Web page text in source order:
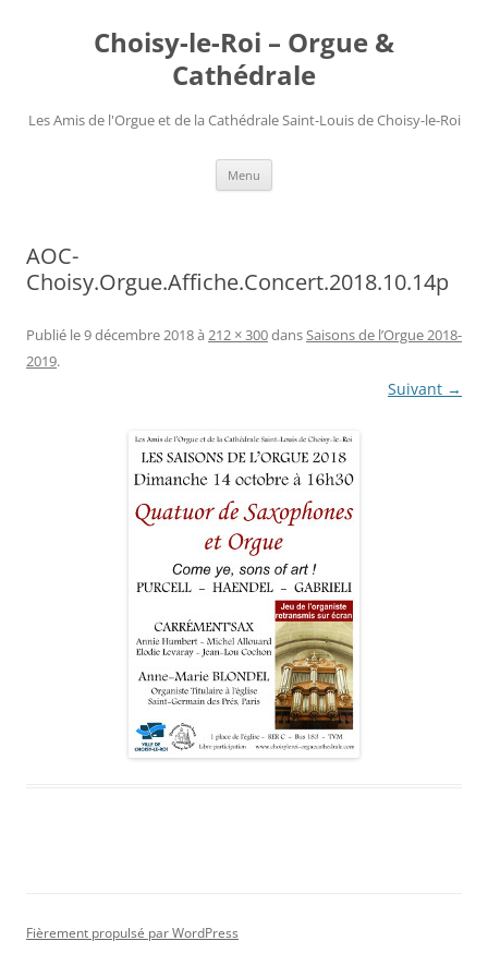
Choisy-le-Roi – Orgue &
Cathédrale
Les Amis de l'Orgue et de la Cathédrale Saint-Louis de Choisy-le-Roi
Menu
AOC-
Choisy.Orgue.Affiche.Concert.2018.10.14p
Publié le9 décembre 2018à 212 × 300dansSaisons de l’Orgue 2018-
2019.
Suivant →
Fièrement propulsé par WordPress